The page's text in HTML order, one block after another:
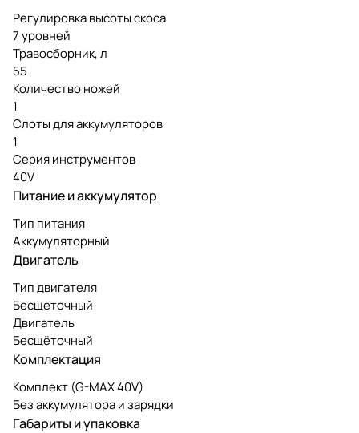
Регулировка высоты скоса
7 уровней
Травосборник, л
55
Количество ножей
1
Слоты для аккумуляторов
1
Серия инструментов
40V
Питание и аккумулятор
Тип питания
Аккумуляторный
Двигатель
Тип двигателя
Бесщеточный
Двигатель
Бесщёточный
Комплектация
Комплект (G-MAX 40V)
Без аккумулятора и зарядки
Габариты и упаковка